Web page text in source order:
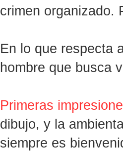
crimen organizado.
En lo que respecta
hombre que busca
Primeras
dibujo, y la
siempre es